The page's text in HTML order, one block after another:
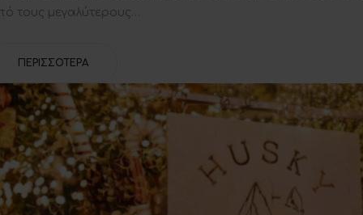
τους μεγαλύτερους…
ΠΕΡΙΣΣΌΤΕΡΑ